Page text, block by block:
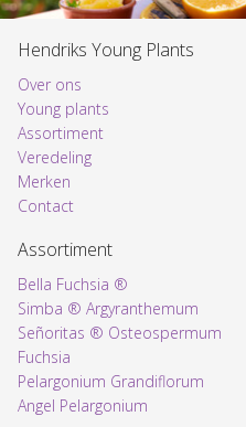
Hendriks Young Plants
Over ons
Young plants
Assortiment
Voorpagina
Veredeling
Merken
Contact
Assortiment
Bella Fuchsia ®
Simba ® Argyranthemum
Señoritas ® Osteospermum
Fuchsia
Pelargonium Grandiflorum
Angel Pelargonium